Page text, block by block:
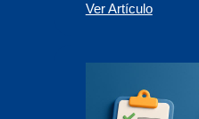
Ver Artículo